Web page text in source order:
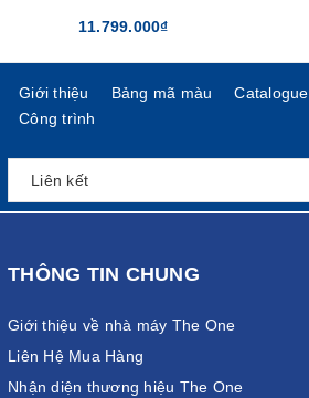
11.799.000₫
Giới thiệu Bảng mã màu Catalogue
Công trình
THÔNG TIN CHUNG
Giới thiệu về nhà máy The One
Liên Hệ Mua Hàng
Nhận diện thương hiệu The One